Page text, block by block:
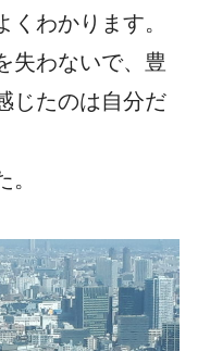
わかります。
失わないで、豊
じたのは自分だ